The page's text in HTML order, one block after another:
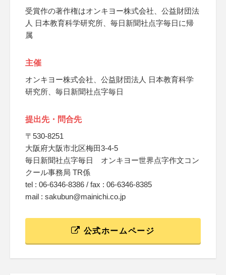
受賞作の著作権はオンキヨー株式会社、公益財団法
人 日本教育科学研究所、毎日新聞社点字毎日に帰
属
主催
オンキヨー株式会社、公益財団法人 日本教育科学
研究所、毎日新聞社点字毎日
提出先・問合先
〒530-8251
大阪府大阪市北区梅田3-4-5
毎日新聞社点字毎日 オンキヨー世界点字作文コン
クール事務局 TR係
tel : 06-6346-8386 / fax : 06-6346-8385
mail : sakubun@mainichi.co.jp
公式ホームページ